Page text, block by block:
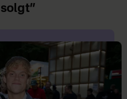
solgt”